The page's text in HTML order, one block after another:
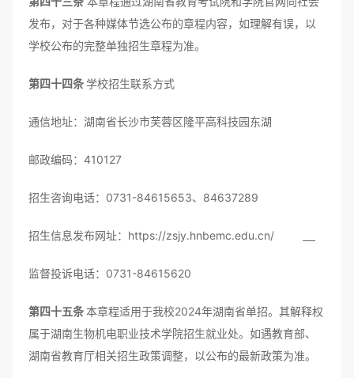
发布，对于各种媒体节选公布的章程内容，如理解有误，以
学校公布的完整单独招生章程为准。
第四十四条学校招生联系方式
通信地址：湖南省长沙市芙蓉区隆平高科技园东湖
邮政编码：410127
招生咨询电话：0731-84615653、84637289
招生信息发布网址：https://zsjy.hnbemc.edu.cn/
监督投诉电话：0731-84615620
第四十五条本章程适用于我校2024年湖南省单招。其解释权
属于湖南生物机电职业技术学院招生就业处。如遇教育部、
湖南省教育厅相关招生政策调整，以公布的最新政策为准。